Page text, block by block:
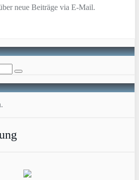
neue Beiträge via E-Mail.